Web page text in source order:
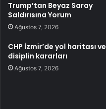
Trump’tan Beyaz Saray
Saldırısına Yorum
Ağustos 7, 2026
CHP İzmir’de yol haritası ve
disiplin kararları
Ağustos 7, 2026